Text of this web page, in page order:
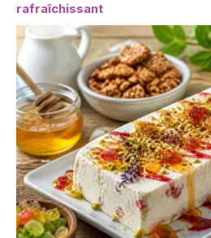
rafraîchissant